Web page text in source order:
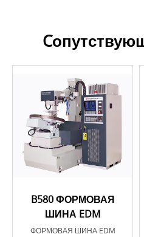
B580 ФОРМОВАЯ
ШИНА EDM
ФОРМОВАЯ ШИНА EDM